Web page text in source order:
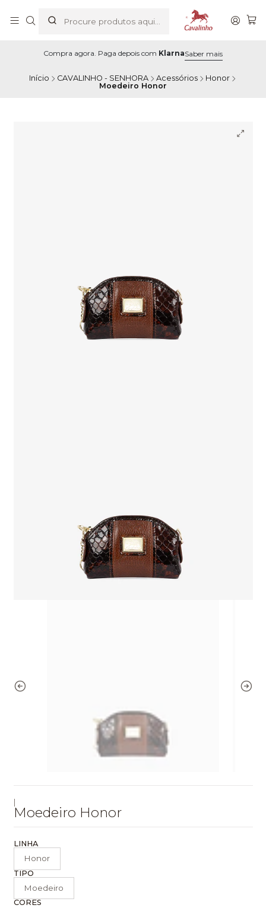
Compra agora. Paga depois com KlarnaSaber mais
Início CAVALINHO - SENHORA Acessórios
Honor
Moedeiro Honor
Moedeiro Honor
LINHA
Honor
TIPO
Moedeiro
CORES